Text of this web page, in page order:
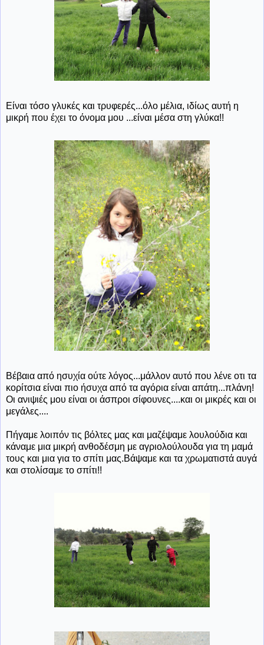
Είναι τόσο γλυκές και τρυφερές...όλο μέλια, ιδίως αυτή η
μικρή που έχει το όνομα μου ...είναι μέσα στη γλύκα!!
Βέβαια από ησυχία ούτε λόγος...μάλλον αυτό που λένε οτι τα
κορίτσια είναι πιο ήσυχα από τα αγόρια είναι απάτη...πλάνη!
Οι ανιψιές μου είναι οι άσπροι σίφουνες....και οι μικρές και οι
μεγάλες....
Πήγαμε λοιπόν τις βόλτες μας και μαζέψαμε λουλούδια και
κάναμε μια μικρή ανθοδέσμη με αγριολούλουδα για τη μαμά
τους και μια για το σπίτι μας.Βάψαμε και τα χρωματιστά αυγά
και στολίσαμε το σπίτι!!